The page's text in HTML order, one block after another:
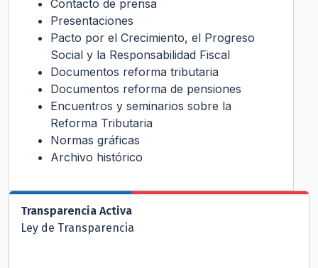
Contacto de prensa
Presentaciones
Pacto por el Crecimiento, el Progreso
Social y la Responsabilidad Fiscal
Documentos reforma tributaria
Documentos reforma de pensiones
Encuentros y seminarios sobre la
Reforma Tributaria
Normas gráficas
Archivo histórico
Transparencia Activa
Ley de Transparencia